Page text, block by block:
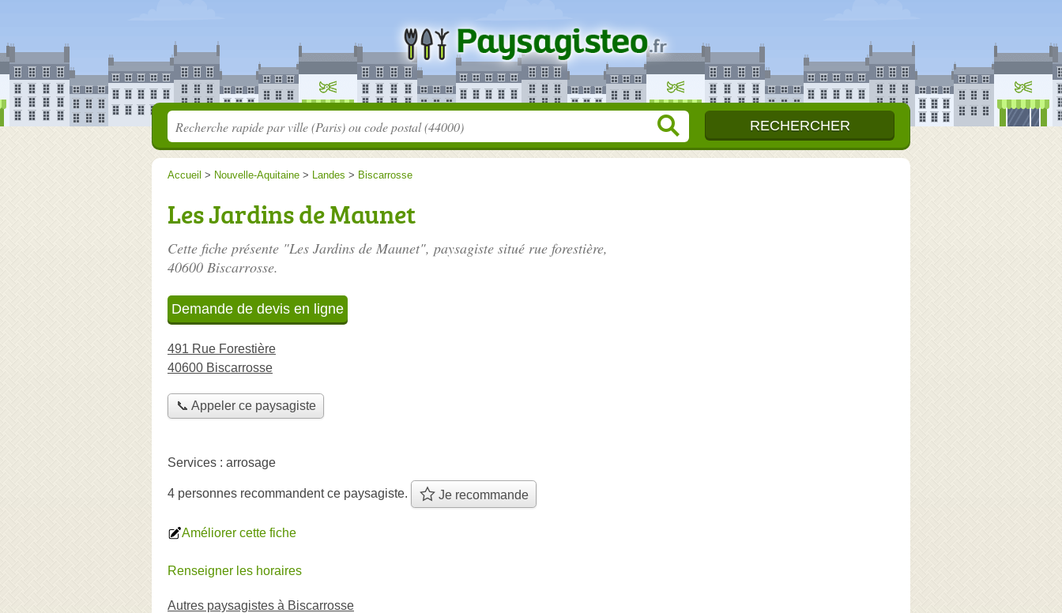
Accueil > Nouvelle-Aquitaine > Landes > Biscarrosse
Les Jardins de Maunet
Cette fiche présente "Les Jardins de Maunet", paysagiste situé rue forestière,
40600 Biscarrosse.
Demande de devis en ligne
491 Rue Forestière
40600 Biscarrosse
📞 Appeler ce paysagiste
Services : arrosage
4 personnes recommandentce paysagiste. Je recommande
Améliorer cette fiche
Renseigner les horaires
Autres paysagistes à Biscarrosse